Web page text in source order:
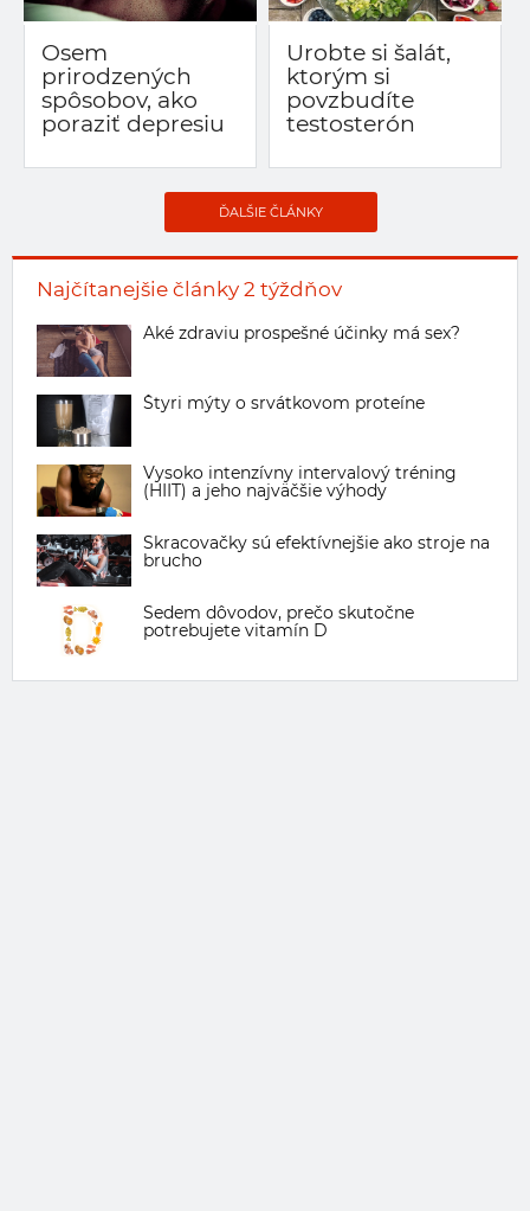
Najčítanejšie články 2 týždňov
Aké zdraviu prospešné účinky má sex?
Štyri mýty o srvátkovom proteíne
Vysoko intenzívny intervalový tréning
(HIIT) a jeho najväčšie výhody
Skracovačky sú efektívnejšie ako stroje na
brucho
Sedem dôvodov, prečo skutočne
potrebujete vitamín D
Osem
prirodzených
spôsobov, ako
poraziť depresiu
Urobte si šalát,
ktorým si
povzbudíte
testosterón
ĎALŠIE ČLÁNKY